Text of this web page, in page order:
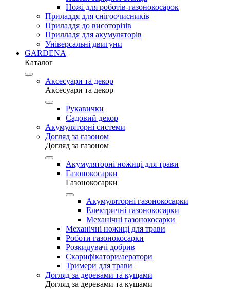
Ножі для роботів-газонокосарок
Приладдя для снігоочисників
Приладдя до висоторізів
Прилладя для акумуляторів
Універсальні двигуни
GARDENA
Каталог
Аксесуари та декор
Аксесуари та декор
Рукавички
Садовий декор
Акумуляторні системи
Догляд за газоном
Догляд за газоном
Акумуляторні ножиці для трави
Газонокосарки
Газонокосарки
Акумуляторні газонокосарки
Електричні газонокосарки
Механічні газонокосарки
Механічні ножиці для трави
Роботи газонокосарки
Розкидувачі добрив
Скарифікатори/аератори
Тримери для трави
Догляд за деревами та кущами
Догляд за деревами та кущами